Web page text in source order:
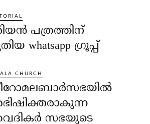
പത്രത്തിന്
whatsapp ഗ്രൂപ്പ്
CHURCH
സഭയുടെ